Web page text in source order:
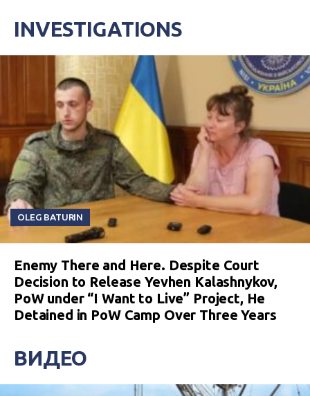
INVESTIGATIONS
OLEG BATURIN
Enemy There and Here. Despite Court
Decision to Release Yevhen Kalashnykov,
PoW under “I Want to Live” Project, He
Detained in PoW Camp Over Three Years
ВИДЕО